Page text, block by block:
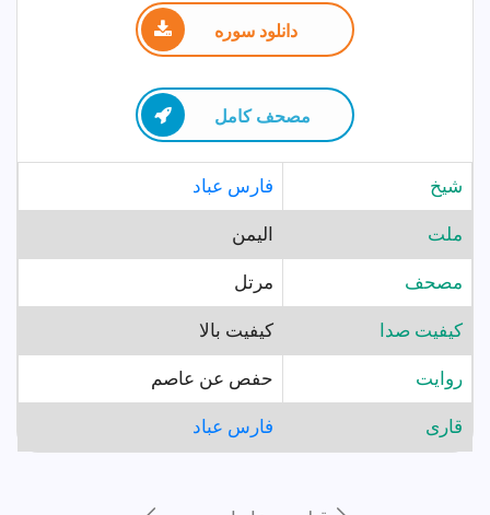
دانلود سوره
مصحف كامل
شيخ فارس عباد
ملت اليمن
مصحف مرتل
کیفیت صدا کیفیت بالا
روايت حفص عن عاصم
قارى فارس عباد